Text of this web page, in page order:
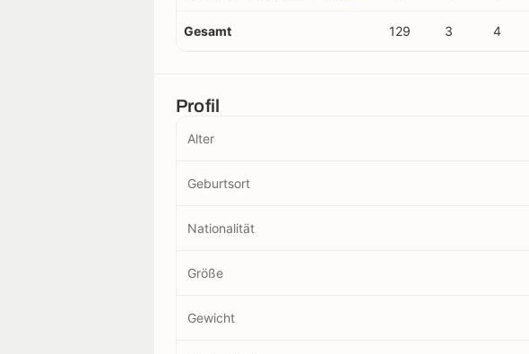
Gesamt 129 3 4
Profil
Alter
Geburtsort
Nationalität
Größe
Gewicht